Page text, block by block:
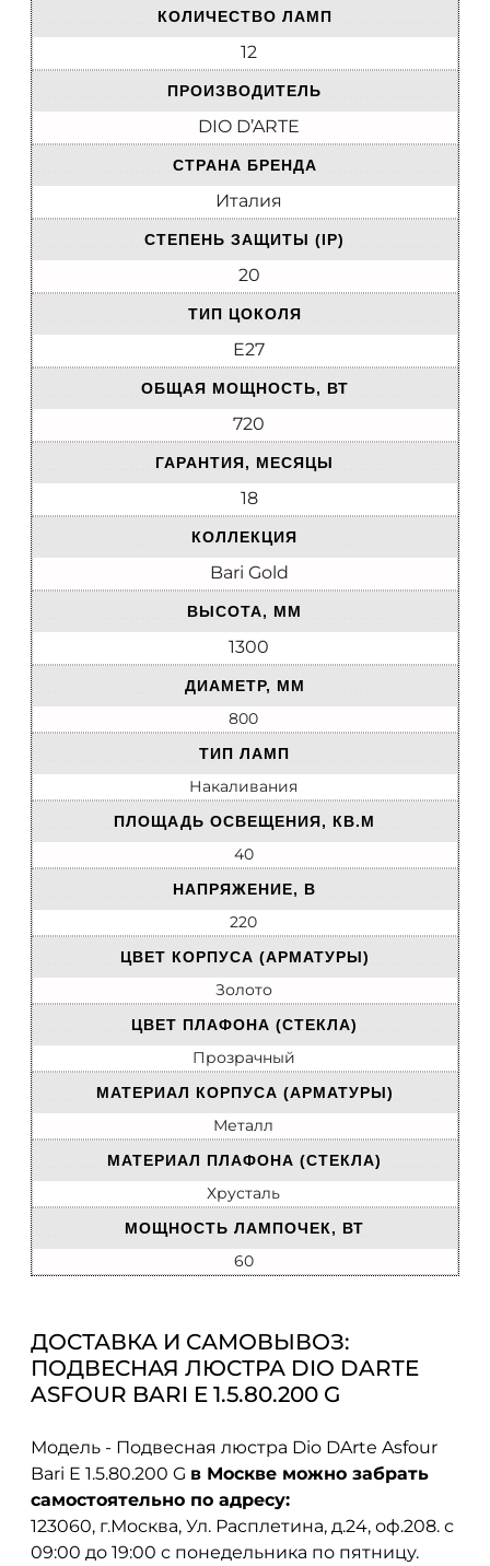
КОЛИЧЕСТВО ЛАМП
12
ПРОИЗВОДИТЕЛЬ
DIO D’ARTE
СТРАНА БРЕНДА
Италия
СТЕПЕНЬ ЗАЩИТЫ (IP)
20
ТИП ЦОКОЛЯ
E27
ОБЩАЯ МОЩНОСТЬ, ВТ
720
ГАРАНТИЯ, МЕСЯЦЫ
18
КОЛЛЕКЦИЯ
Bari Gold
ВЫСОТА, ММ
1300
ДИАМЕТР, ММ
800
ТИП ЛАМП
Накаливания
ПЛОЩАДЬ ОСВЕЩЕНИЯ, КВ.М
40
НАПРЯЖЕНИЕ, В
220
ЦВЕТ КОРПУСА (АРМАТУРЫ)
Золото
ЦВЕТ ПЛАФОНА (СТЕКЛА)
Прозрачный
МАТЕРИАЛ КОРПУСА (АРМАТУРЫ)
Металл
МАТЕРИАЛ ПЛАФОНА (СТЕКЛА)
Хрусталь
МОЩНОСТЬ ЛАМПОЧЕК, ВТ
60
ДОСТАВКА И САМОВЫВОЗ:
ПОДВЕСНАЯ ЛЮСТРА DIO DARTE
ASFOUR BARI E 1.5.80.200 G
Модель - Подвесная люстра Dio DArte Asfour
Bari E 1.5.80.200 G в Москве можно забрать
самостоятельно по адресу:
123060, г.Москва, Ул. Расплетина, д.24, оф.208. с
09:00 до 19:00 с понедельника по пятницу.